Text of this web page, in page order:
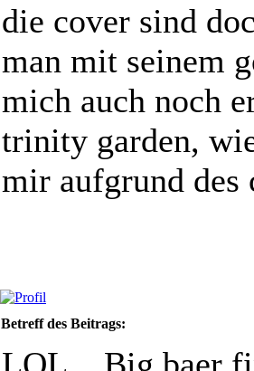
die cover sind
man mit seinem
mich auch noch
trinity garden,
mir aufgrund des
Betreff des Beitrags: